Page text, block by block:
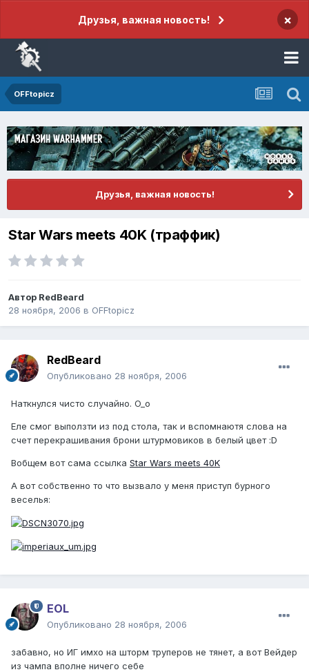
Друзья, важная новость! ×
OFFtopicz
Друзья, важная новость!
Star Wars meets 40K (траффик)
Автор RedBeard
28 ноября, 2006 в OFFtopicz
RedBeard
Опубликовано 28 ноября, 2006
Наткнулся чисто случайно. O_o
Еле смог выползти из под стола, так и вспомнаютя слова на
счет перекрашивания брони штурмовиков в белый цвет :D
Вобщем вот сама ссылка Star Wars meets 40K
А вот собственно то что вызвало у меня приступ бурного
веселья:
EOL
Опубликовано 28 ноября, 2006
забавно, но ИГ имхо на шторм труперов не тянет, а вот Вейдер
из чампа вполне ничего себе